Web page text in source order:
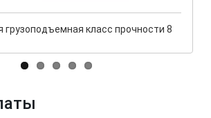
грузоподъемная класс прочности 8